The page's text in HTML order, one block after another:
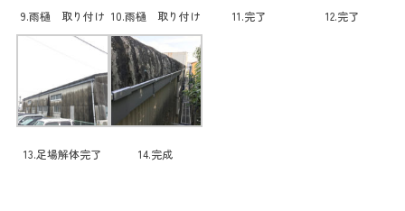
9.雨樋 取り付け 10.雨樋 取り付け 11.完了 12.完了
13.足場解体完了 14.完成